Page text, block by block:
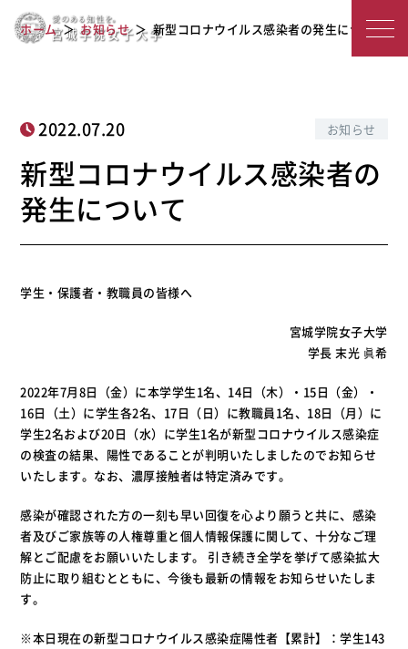
宮
女
子
大
新型コロナウイルス感染者の発生につ
いて
ホーム お知らせ 新型コロナウイルス感染者の発生について
2022.07.20 お知らせ
新型コロナウイルス感染者の
発生について
学生・保護者・教職員の皆様へ
宮城学院女子大学
学長 末光 眞希
2022年7月8日（金）に本学学生1名、14日（木）・15日（金）・
16日（土）に学生各2名、17日（日）に教職員1名、18日（月）に
学生2名および20日（水）に学生1名が新型コロナウイルス感染症
の検査の結果、陽性であることが判明いたしましたのでお知らせ
いたします。なお、濃厚接触者は特定済みです。
感染が確認された方の一刻も早い回復を心より願うと共に、感染
者及びご家族等の人権尊重と個人情報保護に関して、十分なご理
解とご配慮をお願いいたします。 引き続き全学を挙げて感染拡大
防止に取り組むとともに、今後も最新の情報をお知らせいたしま
す。
※本日現在の新型コロナウイルス感染症陽性者【累計】：学生143